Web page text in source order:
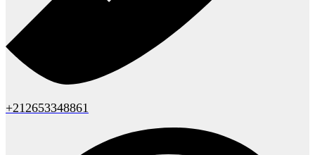
+212653348861